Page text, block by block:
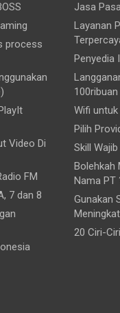
process
Video Di
FM
7 dan 8
Jasa
Layanan
Penyedia
100ribuan
Wifi untuk
Pilih
Skill
Bolehkah
Nama PT
Gunakan
20 Ciri-